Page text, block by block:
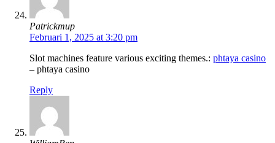
Patrickmup
Februari 1, 2025 at 3:20 pm
Slot machines feature various exciting themes.: phtaya casino
– phtaya casino
Reply